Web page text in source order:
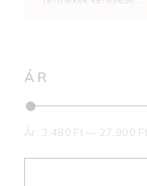
ÁR
Ár: 3.480 Ft 27.900 Ft